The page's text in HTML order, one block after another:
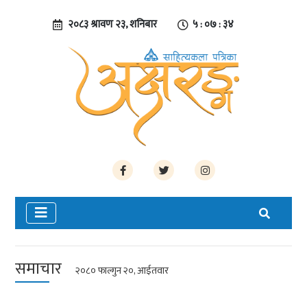
२०८३ श्रावण २३, शनिबार ५ : ०७ : ३५
समाचार २०८० फाल्गुन २०, आईतवार